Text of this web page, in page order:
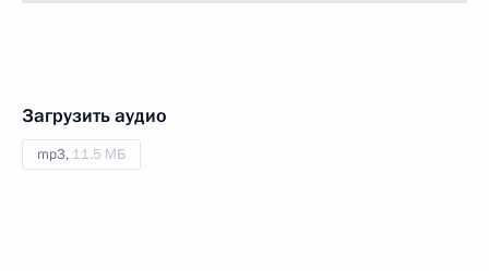
Загрузить аудио
mp3, 11.5 МБ